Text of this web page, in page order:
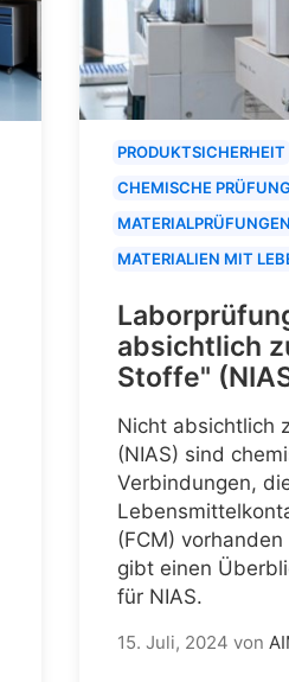
PRODUKTSICHERHEIT
CHEMISCHE
MATERIALPRÜFUNGEN
MATERIALIEN MIT
absichtlich
Stoffe"
Nicht absichtlich
(NIAS) sind
Verbindungen,
(FCM)
gibt einen
für NIAS.
15. Juli, 2024 von